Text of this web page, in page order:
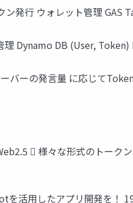
発行 ウォレット管理
Dynamo DB (User,
ーの発言量 に応じて
 様々な形式のトー
を活用したアプリ開発を！